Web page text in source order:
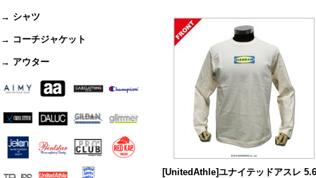
→ シャツ
→ コーチジャケット
→ アウター
[UnitedAthle]ユナイテッドアスレ